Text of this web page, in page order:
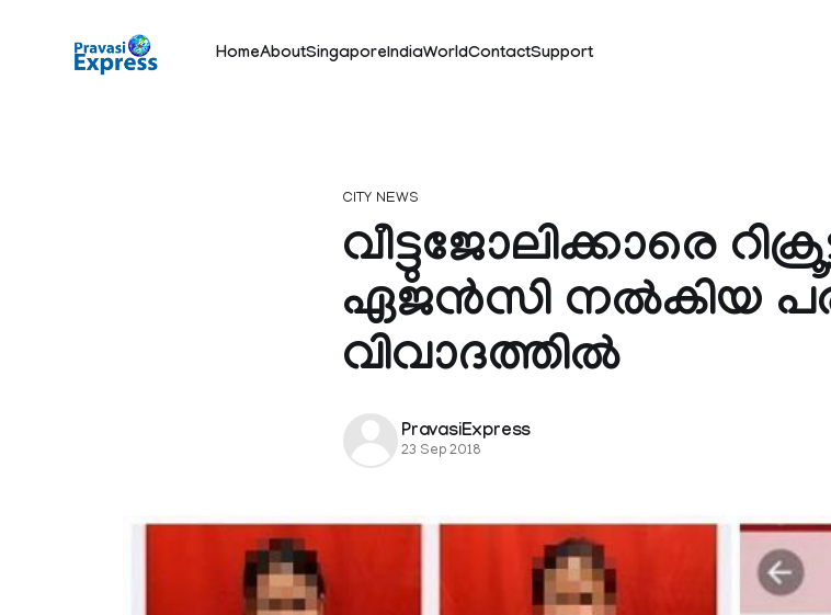
HomeAboutSingaporeIndiaWorldContactSupport
CITY NEWS
വീട്ടുജോലിക്കാരെ
ഏജന്‍സി നല്‍കിയ
വിവാദത്തില്‍
PravasiExpress
23 Sep 2018